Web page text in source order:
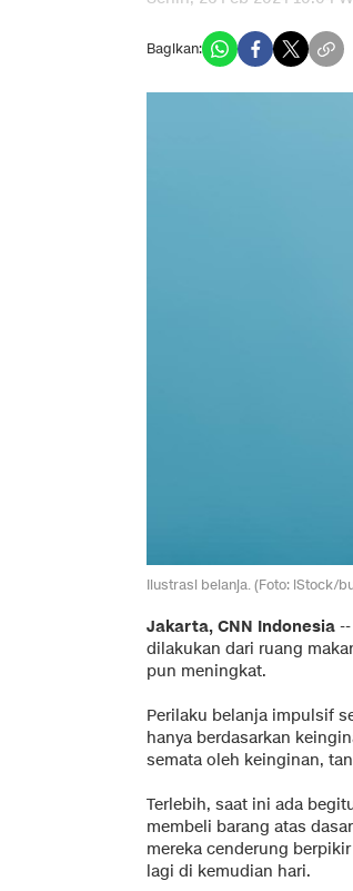
Bagikan:
Ilustrasi belanja. (Foto: iStock/
Jakarta, CNN Indonesia --
dilakukan dari ruang
pun meningkat.
Perilaku belanja impulsif
hanya berdasarkan
semata oleh keinginan,
Terlebih, saat ini ada
membeli barang atas
mereka cenderung
lagi di kemudian hari.